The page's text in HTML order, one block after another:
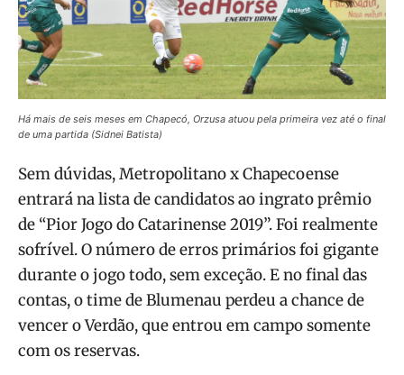
Há mais de seis meses em Chapecó, Orzusa atuou pela primeira vez até o final
de uma partida (Sidnei Batista)
Sem dúvidas, Metropolitano x Chapecoense
entrará na lista de candidatos ao ingrato prêmio
de “Pior Jogo do Catarinense 2019”. Foi realmente
sofrível. O número de erros primários foi gigante
durante o jogo todo, sem exceção. E no final das
contas, o time de Blumenau perdeu a chance de
vencer o Verdão, que entrou em campo somente
com os reservas.